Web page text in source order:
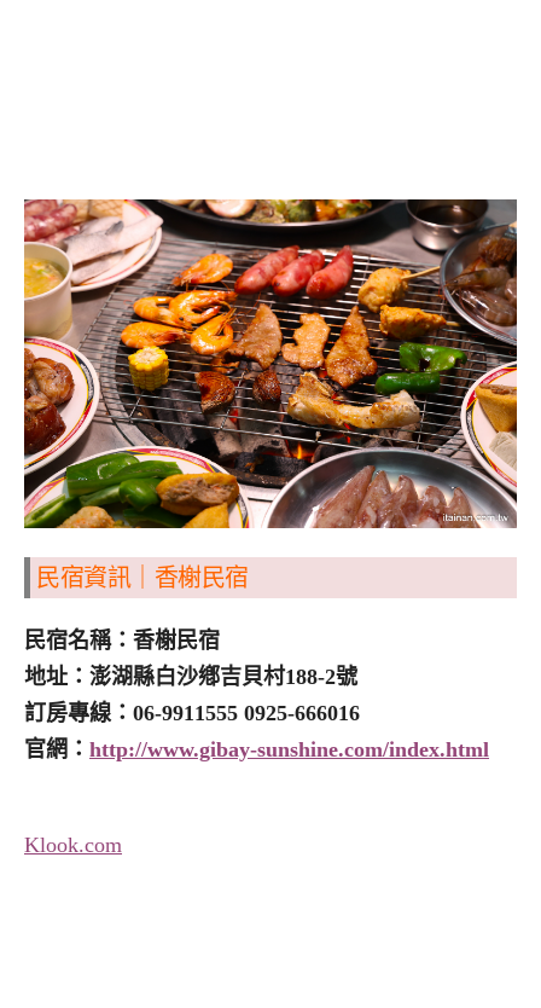
民宿資訊｜香榭民宿
民宿名稱：香榭民宿
地址：澎湖縣白沙鄕吉貝村188-2號
訂房專線：06-9911555 0925-666016
官網： http://www.gibay-sunshine.com/index.html
Klook.com